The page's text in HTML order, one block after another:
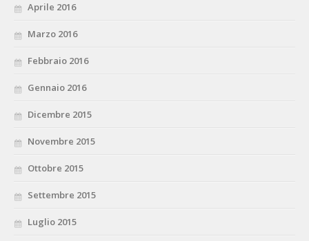
Aprile 2016
Marzo 2016
Febbraio 2016
Gennaio 2016
Dicembre 2015
Novembre 2015
Ottobre 2015
Settembre 2015
Luglio 2015